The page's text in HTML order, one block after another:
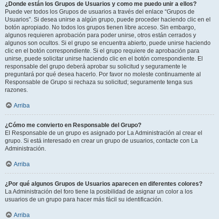
¿Donde están los Grupos de Usuarios y como me puedo unir a ellos?
Puede ver todos los Grupos de usuarios a través del enlace “Grupos de
Usuarios”. Si desea unirse a algún grupo, puede proceder haciendo clic en el
botón apropiado. No todos los grupos tienen libre acceso. Sin embargo,
algunos requieren aprobación para poder unirse, otros están cerrados y
algunos son ocultos. Si el grupo se encuentra abierto, puede unirse haciendo
clic en el botón correspondiente. Si el grupo requiere de aprobación para
unirse, puede solicitar unirse haciendo clic en el botón correspondiente. El
responsable del grupo deberá aprobar su solicitud y seguramente le
preguntará por qué desea hacerlo. Por favor no moleste continuamente al
Responsable de Grupo si rechaza su solicitud; seguramente tenga sus
razones.
Arriba
¿Cómo me convierto en Responsable del Grupo?
El Responsable de un grupo es asignado por La Administración al crear el
grupo. Si está interesado en crear un grupo de usuarios, contacte con La
Administración.
Arriba
¿Por qué algunos Grupos de Usuarios aparecen en diferentes colores?
La Administración del foro tiene la posibilidad de asignar un color a los
usuarios de un grupo para hacer más fácil su identificación.
Arriba